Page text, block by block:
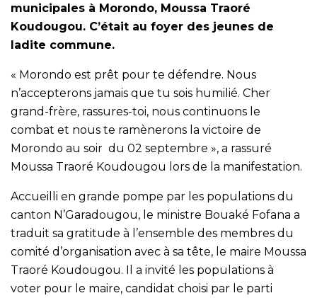
municipales à Morondo, Moussa Traoré
Koudougou. C’était au foyer des jeunes de
ladite commune.
« Morondo est prêt pour te défendre. Nous
n’accepterons jamais que tu sois humilié. Cher
grand-frère, rassures-toi, nous continuons le
combat et nous te ramènerons la victoire de
Morondo au soir du 02 septembre », a rassuré
Moussa Traoré Koudougou lors de la manifestation.
Accueilli en grande pompe par les populations du
canton N’Garadougou, le ministre Bouaké Fofana a
traduit sa gratitude à l’ensemble des membres du
comité d’organisation avec à sa tête, le maire Moussa
Traoré Koudougou. Il a invité les populations à
voter pour le maire, candidat choisi par le parti